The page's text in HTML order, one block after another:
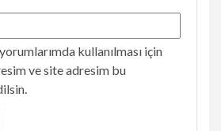
kullanılması için
ve site adresim bu